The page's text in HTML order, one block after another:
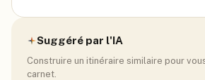
Suggéré par l'IA
Construire un itinéraire similaire pour
carnet.